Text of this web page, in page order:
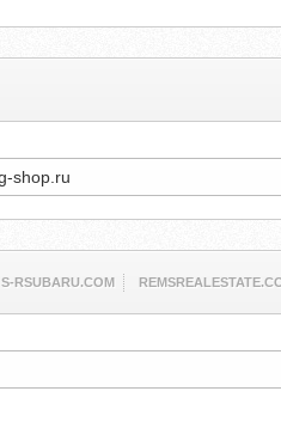
S-RSUBARU.COM